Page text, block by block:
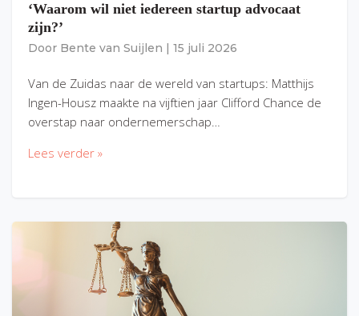
‘Waarom wil niet iedereen startup advocaat
zijn?’
Door Bente van Suijlen 15 juli 2026
Van de Zuidas naar de wereld van startups: Matthijs
Ingen-Housz maakte na vijftien jaar Clifford Chance de
overstap naar ondernemerschap…
Lees verder »